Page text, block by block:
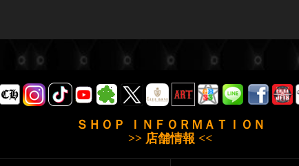
ＳＨＯＰ ＩＮＦＯＲＭＡＴＩＯＮ
>> 店舗情報 <<